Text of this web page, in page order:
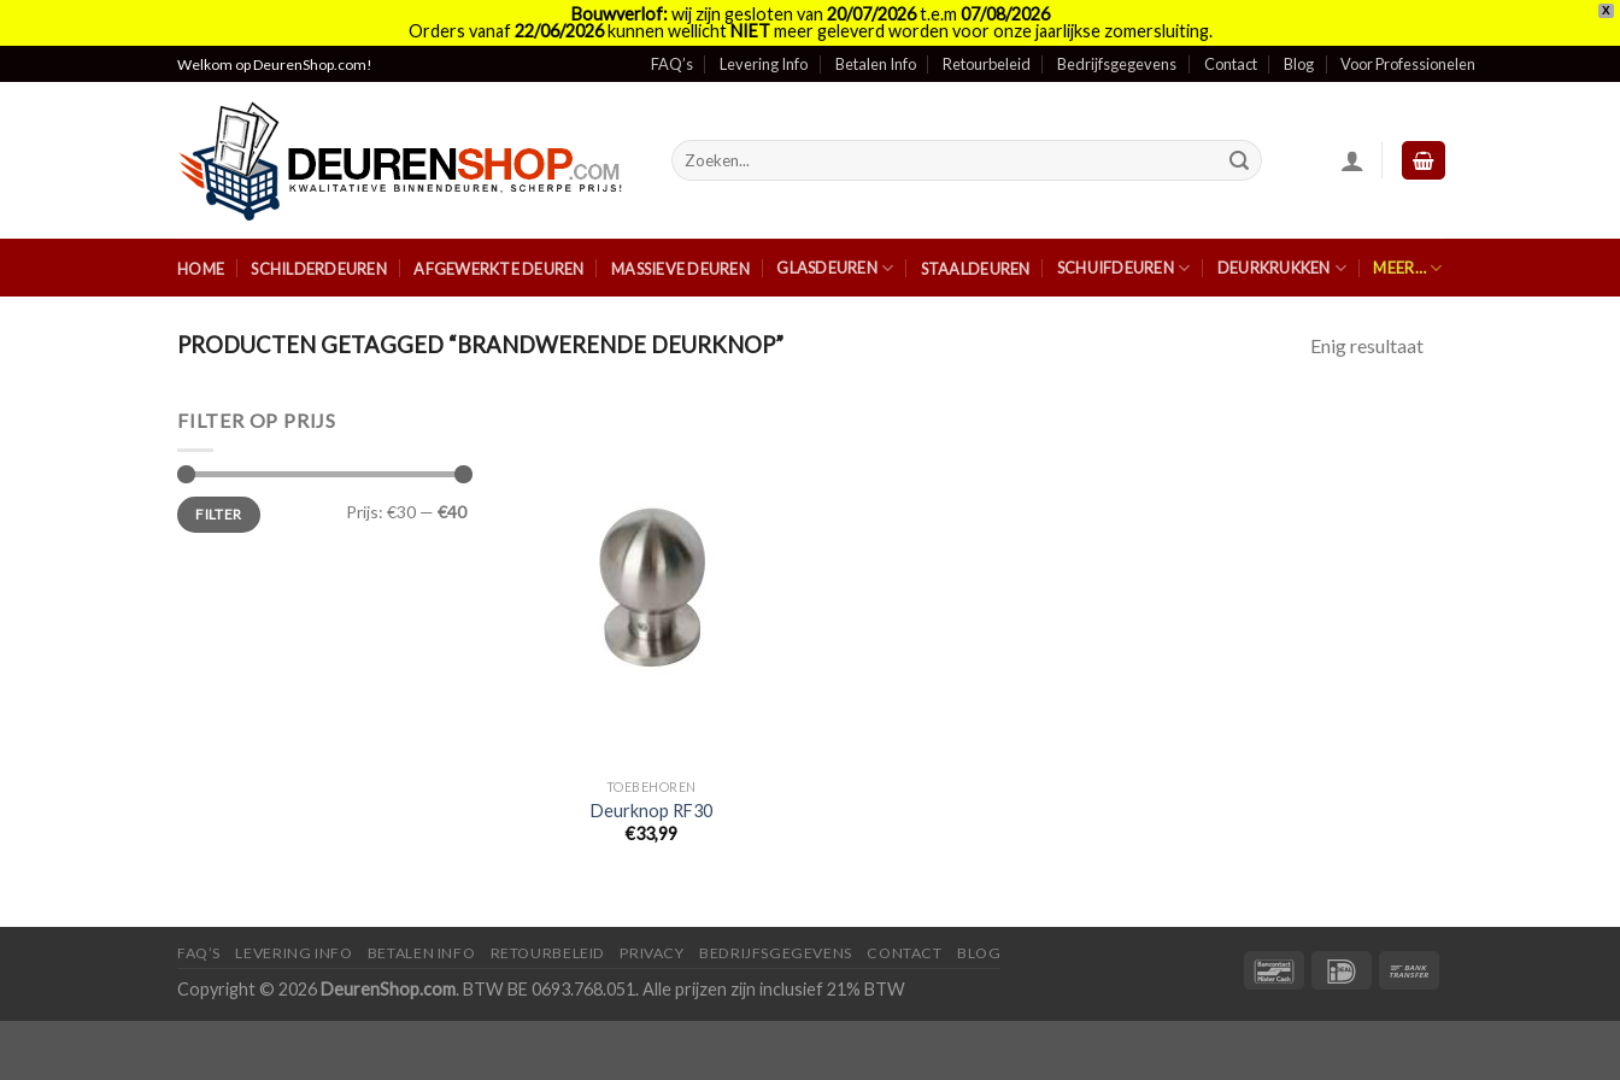
X
Bouwverlof:wij zijn gesloten van 20/07/2026t.e.m 07/08/2026
Orders vanaf22/06/2026kunnen wellichtNIETmeer geleverd worden voor onze jaarlijkse zomersluiting.
to
Welkom op DeurenShop.com! FAQ’s Levering Info Betalen Info Retourbeleid Bedrijfsgegevens Contact Blog Voor Professionelen
Zoeken
naar:
HOME SCHILDERDEUREN AFGEWERKTE DEUREN MASSIEVE DEUREN GLASDEUREN STAALDEUREN SCHUIFDEUREN DEURKRUKKEN MEER…
PRODUCTEN GETAGGED “BRANDWERENDE DEURKNOP” Enig resultaat
FILTER OP PRIJS
Min.
prijs
Max.
prijsFILTER Prijs: €30 — €40
TOEBEHOREN
Deurknop RF30
€33,99
FAQ’S LEVERING INFO BETALEN INFO RETOURBELEID PRIVACY BEDRIJFSGEGEVENS CONTACT BLOG
Copyright © 2026 DeurenShop.com. BTW BE 0693.768.051. Alle prijzen zijn inclusief 21% BTW